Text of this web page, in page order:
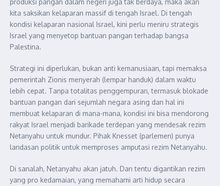
kita saksikan kelaparan massif di tengah Israel. Di tengah
kondisi kelaparan nasional Israel, kini perlu meniru strategis
Israel yang menyetop bantuan pangan terhadap bangsa
Palestina.
Strategi ini diperlukan, bukan anti kemanusiaan, tapi memaksa
pemerintah Zionis menyerah (lempar handuk) dalam waktu
lebih cepat. Tanpa totalitas penggempuran, termasuk blokade
bantuan pangan dari sejumlah negara asing dan hal ini
membuat kelaparan di mana-mana, kondisi ini bisa mendorong
rakyat Israel menjadi barikade terdepan yang mendesak rezim
Netanyahu untuk mundur. Pihak Knesset (parlemen) punya
landasan politik untuk memproses amputasi rezim Netanyahu.
Di sanalah, Netanyahu akan jatuh. Dan tentu digantikan rezim
yang pro kedamaian, yang memahami arti hidup secara